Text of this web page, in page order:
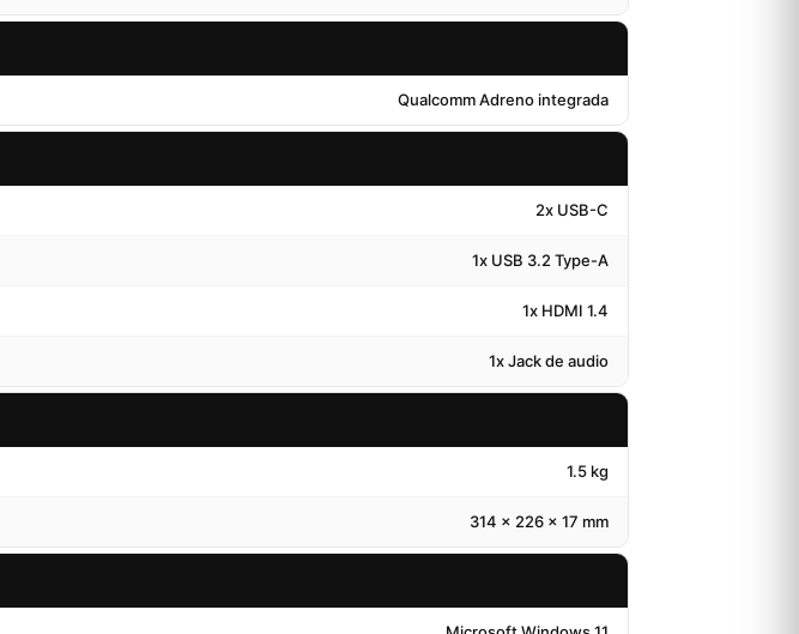
Qualcomm Adreno integrada
2x USB-C
1x USB 3.2 Type-A
1x HDMI 1.4
1x Jack de audio
1.5 kg
314 x 226 x 17 mm